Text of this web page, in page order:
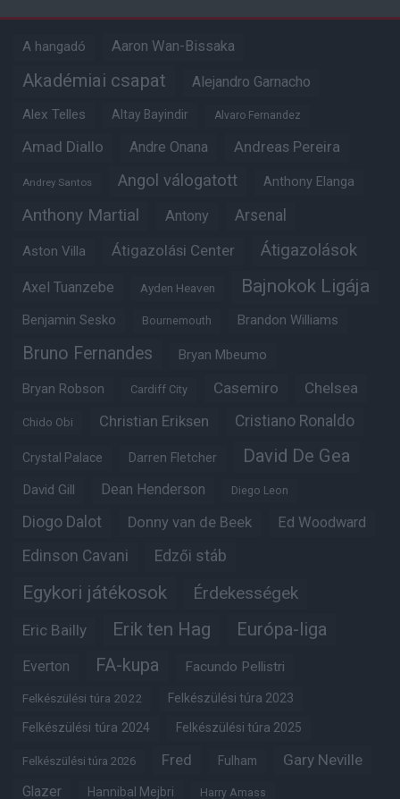
A hangadó Aaron Wan-Bissaka
Akadémiai csapat Alejandro Garnacho
Alex Telles Altay Bayindir Alvaro Fernandez
Amad Diallo Andre Onana Andreas Pereira
Andrey Santos Angol válogatott Anthony Elanga
Anthony Martial Antony Arsenal
Aston Villa Átigazolási Center Átigazolások
Axel Tuanzebe Ayden Heaven Bajnokok Ligája
Benjamin Sesko Bournemouth Brandon Williams
Bruno Fernandes Bryan Mbeumo
Bryan Robson Cardiff City Casemiro Chelsea
Chido Obi Christian Eriksen Cristiano Ronaldo
Crystal Palace Darren Fletcher David De Gea
David Gill Dean Henderson Diego Leon
Diogo Dalot Donny van de Beek Ed Woodward
Edinson Cavani Edzői stáb
Egykori játékosok Érdekességek
Eric Bailly Erik ten Hag Európa-liga
Everton FA-kupa Facundo Pellistri
Felkészülési túra 2022 Felkészülési túra 2023
Felkészülési túra 2024 Felkészülési túra 2025
Felkészülési túra 2026 Fred Fulham Gary Neville
Glazer Hannibal Mejbri Harry Amass